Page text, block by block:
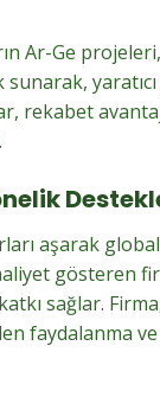
Ar-Ge
rekabet
aşarak
gösteren
sağlar.
faydalanma